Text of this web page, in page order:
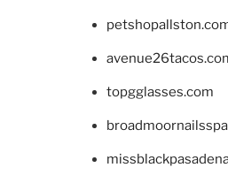
topgglasses.com